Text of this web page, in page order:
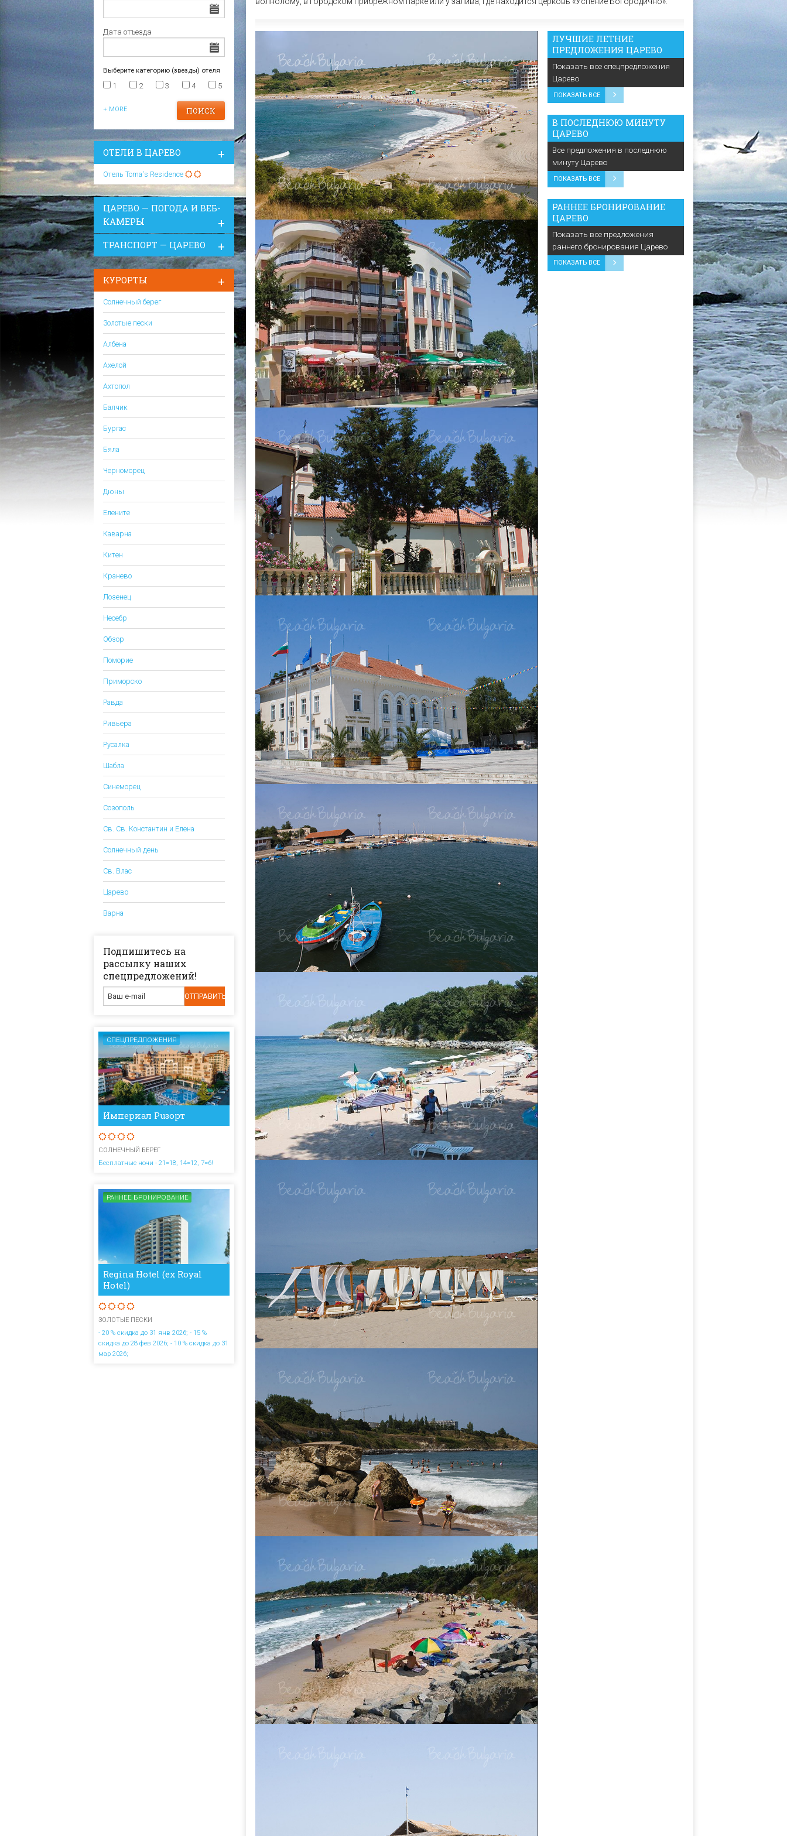
Елена
Отели в Царево
Отели в Варне
ЛУЧШИЕ ЛЕТНИЕ
ПРЕДЛОЖЕНИЯ ЦАРЕВО
Показать все спецпредложения
Царево
ПОКАЗАТЬ ВСЕ
В ПОСЛЕДНЮЮ МИНУТУ
ЦАРЕВО
Все предложения в последнюю
минуту Царево
ПОКАЗАТЬ ВСЕ
РАННЕЕ БРОНИРОВАНИЕ
ЦАРЕВО
Показать все предложения
раннего бронирования Царево
ПОКАЗАТЬ ВСЕ
Дата отъезда
Выберите категорию (звезды) отеля
1 2 3 4 5
+ MORE
ОТЕЛИ В ЦАРЕВО
Отель Toma's Residence
ЦАРЕВО — ПОГОДА И ВЕБ-
КАМЕРЫ
ТРАНСПОРТ — ЦАРЕВО
КУРОРТЫ
Солнечный берег
Золотые пески
Албена
Ахелой
Ахтопол
Балчик
Бургас
Бяла
Черноморец
Дюны
Елените
Каварна
Китен
Кранево
Лозенец
Несебр
Обзор
Поморие
Приморско
Равда
Ривьера
Русалка
Шабла
Синеморец
Созополь
Св. Св. Константин и Елена
Солнечный день
Св. Влас
Царево
Варна
Подпишитесь на
рассылку наших
спецпредложений!
СПЕЦПРЕДЛОЖЕНИЯ
Империал Рuзорт
СОЛНЕЧНЫЙ БЕРЕГ
Бесплатные ночи - 21=18, 14=12, 7=6!
РАННЕЕ БРОНИРОВАНИЕ
Regina Hotel (ex Royal
Hotel)
ЗОЛОТЫЕ ПЕСКИ
- 20 % скидка до 31 янв 2026; - 15 %
скидка до 28 фев 2026; - 10 % скидка до 31
мар 2026;